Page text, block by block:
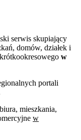
serwis skupiający
domów, działek i
w
portali
mieszkania,
w